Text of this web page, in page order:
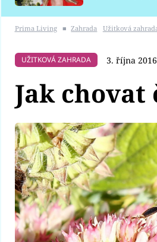
Prima Living ■ Zahrada Užitková
UŽITKOVÁ ZAHRADA 3. října
Jak